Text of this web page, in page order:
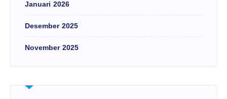
Januari 2026
Desember 2025
November 2025